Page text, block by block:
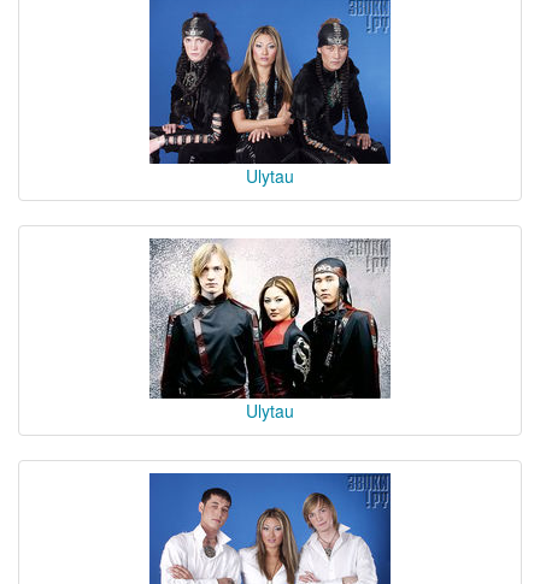
Ulytau
Ulytau